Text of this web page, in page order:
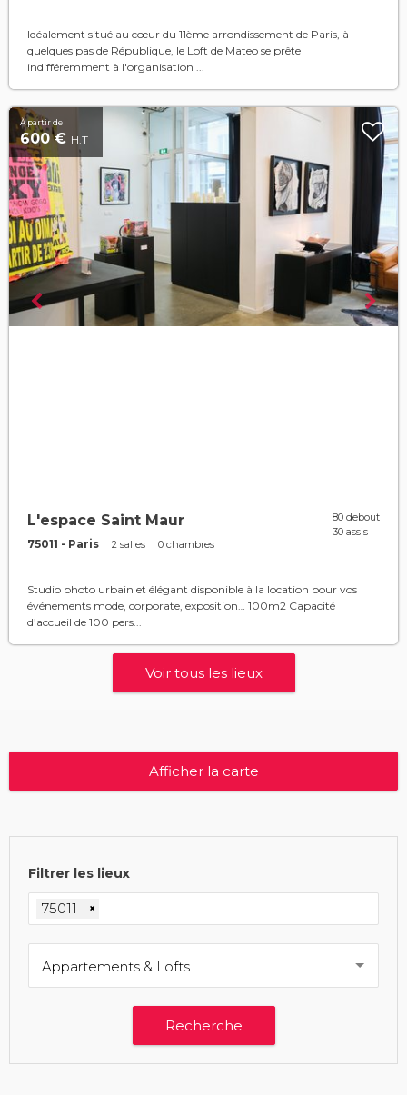
Idéalement situé au cœur du 11ème arrondissement de Paris, à
quelques pas de République, le Loft de Mateo se prête
indifféremment à l'organisation ...
À partir de
600 € H.T
L'espace Saint Maur
75011 - Paris 2 salles 0 chambres
80 debout
30 assis
Studio photo urbain et élégant disponible à la location pour vos
événements mode, corporate, exposition… 100m2 Capacité
d’accueil de 100 pers...
Voir tous les lieux
Afficher la carte
Filtrer les lieux
75011 ×
Appartements & Lofts